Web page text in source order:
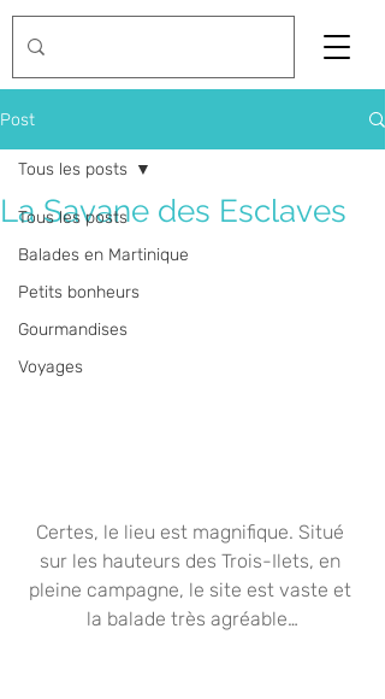
Post
Tous les posts
Balades en Martinique
Petits bonheurs
Gourmandises
Voyages
Tous les posts
La Savane des Esclaves
Certes, le lieu est magnifique. Situé
sur les hauteurs des Trois-Ilets, en
pleine campagne, le site est vaste et
la balade très agréable…